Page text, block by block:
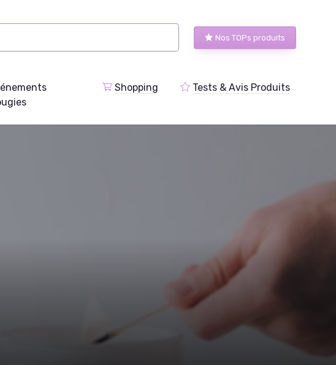
Nos TOPs produits
Shopping Tests & Avis Produits